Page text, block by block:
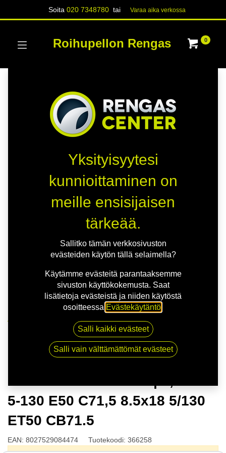
Soita020 7348780 tai Varaa aika verk​​​​ossa
Roihupellon Rengas 0
OZ CHALLENGE HLT | 8,5X18 5-130 E50 C71,5
8.5x18 5/130 ET50 CB71.5
5-130 E50 C71,5 8.5x18 5/130
ET50 CB71.5
EAN: 8027529084474 Tuotekoodi: 366258
Yksityisyytesi
kunnioittaminen on
meille ensisijaisen
tärkeää.
Sallitko tämän verkkosivuston
evästeiden käytön tällä selaimella?
Käytämme evästeitä parantaaksemme
sivuston käyttökokemusta. Saat
lisätietoja evästeistä ja niiden käytöstä
osoitteessa Evästekäytäntö
Salli kaikki evästeet
Salli vain välttämättömät evästeet